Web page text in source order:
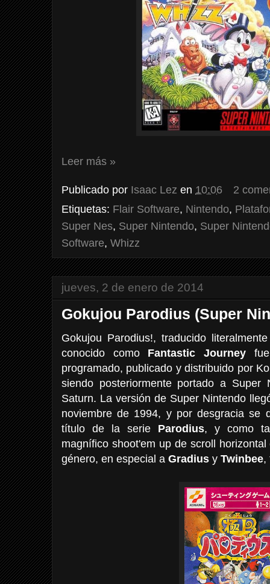
Leer más »
Publicado por Isaac Lez en 10:06
2
Etiquetas: Flair Software, Nintendo,
Super Nes, Super Nintendo, Super
Software, Whizz
jueves, 2 de enero de 2014
Gokujou Parodius (Super
Gokujou Parodius!, traducido
conocido como Fantastic Journey
programado, publicado y distribuido por
siendo posteriormente portado a Super
Saturn. La versión de Super Nintendo
noviembre de 1994, y por desgracia se
título de la serie Parodius, y como
magnífico shoot'em up de scroll
género, en especial a Gradius y Twinbee,